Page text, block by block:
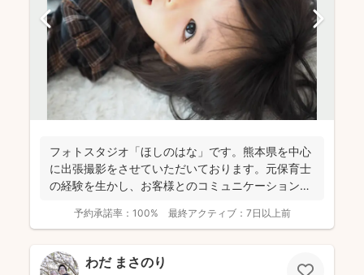
フォトスタジオ「ほしのはな」です。熊本県を中心
に出張撮影をさせていただいております。元保育士
の経験を生かし、お客様とのコミュニケーションを
予約承諾率： 100% 最終アクティブ： 7日以上前
わだ まさのり